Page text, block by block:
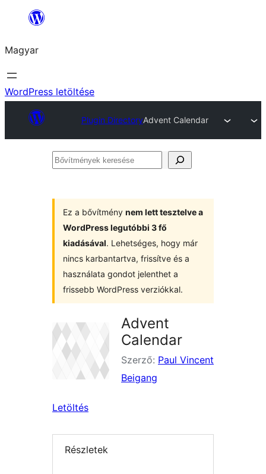
Ugrás
tartalomhoz
Magyar
WordPress letöltése
Plugin DirectoryAdvent Calendar
Bővítmények
Ez a bővítmény nem lett tesztelve a
WordPress legutóbbi 3 fő
kiadásával. Lehetséges, hogy már
nincs karbantartva, frissítve és a
használata gondot jelenthet a
frissebb WordPress verziókkal.
Advent
Calendar
Szerző: Paul Vincent
Beigang
Letöltés
Részletek